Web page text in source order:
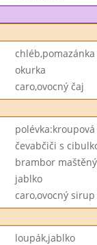
okurka
caro,ovocný čaj
čevabčiči s
brambor
jablko
caro,ovocný sirup
loupák,jablko